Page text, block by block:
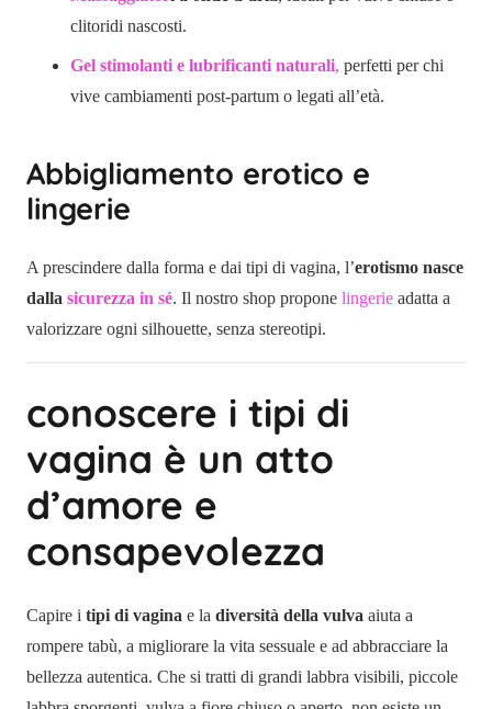
clitoridi nascosti.
Gel stimolanti e lubrificanti naturali, perfetti per chi
vive cambiamenti post-partum o legati all’età.
Abbigliamento erotico e
lingerie
A prescindere dalla forma e dai tipi di vagina, l’erotismo nasce
dalla sicurezza in sé. Il nostro shop propone lingerie adatta a
valorizzare ogni silhouette, senza stereotipi.
conoscere i tipi di
vagina è un atto
d’amore e
consapevolezza
Capire i tipi di vagina e la diversità della vulva aiuta a
rompere tabù, a migliorare la vita sessuale e ad abbracciare la
bellezza autentica. Che si tratti di grandi labbra visibili, piccole